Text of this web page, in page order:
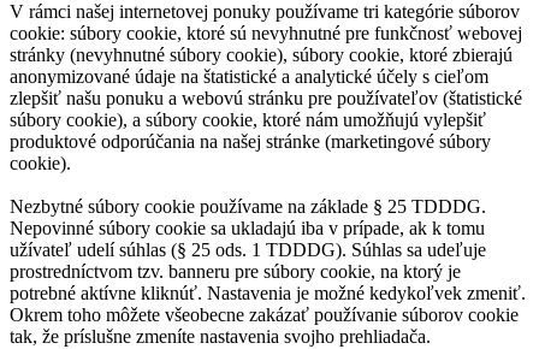
V rámci našej internetovej ponuky používame tri kategórie súborov
cookie: súbory cookie, ktoré sú nevyhnutné pre funkčnosť webovej
stránky (nevyhnutné súbory cookie), súbory cookie, ktoré zbierajú
anonymizované údaje na štatistické a analytické účely s cieľom
zlepšiť našu ponuku a webovú stránku pre používateľov (štatistické
súbory cookie), a súbory cookie, ktoré nám umožňujú vylepšiť
produktové odporúčania na našej stránke (marketingové súbory
cookie).
Nezbytné súbory cookie používame na základe § 25 TDDDG.
Nepovinné súbory cookie sa ukladajú iba v prípade, ak k tomu
užívateľ udelí súhlas (§ 25 ods. 1 TDDDG). Súhlas sa udeľuje
prostredníctvom tzv. banneru pre súbory cookie, na ktorý je
potrebné aktívne kliknúť. Nastavenia je možné kedykoľvek zmeniť.
Okrem toho môžete všeobecne zakázať používanie súborov cookie
tak, že príslušne zmeníte nastavenia svojho prehliadača.